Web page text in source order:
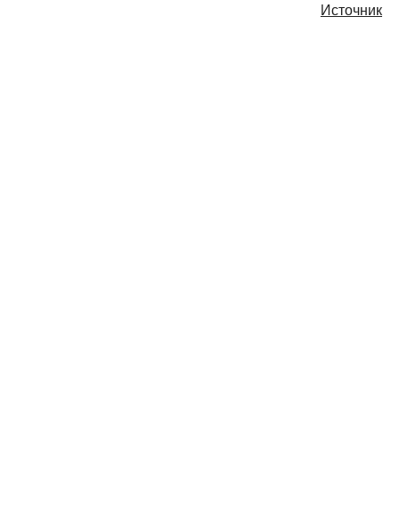
Источник